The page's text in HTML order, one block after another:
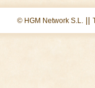
© HGM Network S.L. ||